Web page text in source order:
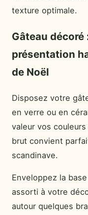
texture optimale.
Gâteau
présentation
de Noël
Disposez votre
en verre ou en
valeur vos
brut convient
scandinave.
Enveloppez la
assorti à votre
autour quelques